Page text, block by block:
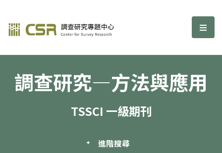
調查研究—方法與應用期刊 選
調查研究—方法與應用
TSSCI 一級期刊
進階搜尋